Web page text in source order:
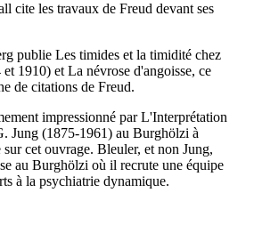
cite les travaux de Freud devant ses
publie Les timides et la timidité chez
1910) et La névrose d'angoisse, ce
de citations de Freud.
impressionné par L'Interprétation
Jung (1875-1961) au Burghölzi à
cet ouvrage. Bleuler, et non Jung,
au Burghölzi où il recrute une équipe
à la psychiatrie dynamique.